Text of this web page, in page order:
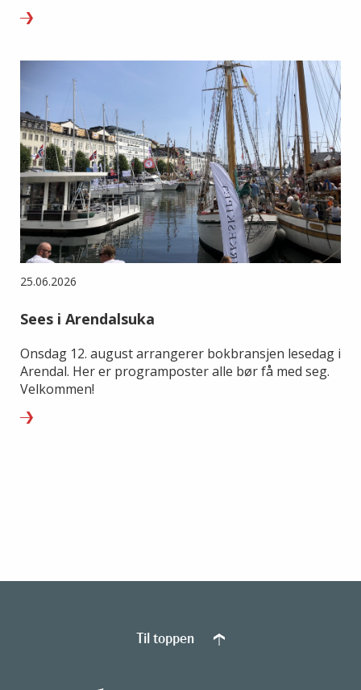
25.06.2026
Sees i Arendalsuka
Onsdag 12. august arrangerer bokbransjen lesedag i
Arendal. Her er programposter alle bør få med seg.
Velkommen!
Til toppen